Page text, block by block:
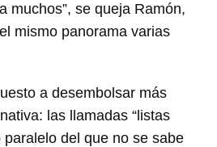
favorito, primero has de
SESIÓN CANCELAR
muchos”, se queja Ramón,
mismo panorama varias
a desembolsar más
las llamadas “listas
paralelo del que no se sabe